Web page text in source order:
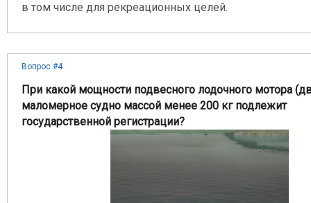
в том числе для рекреационных целей.
Вопрос #4
При какой мощности подвесного лодочного мотора
маломерное судно массой менее 200 кг подлежит
государственной регистрации?